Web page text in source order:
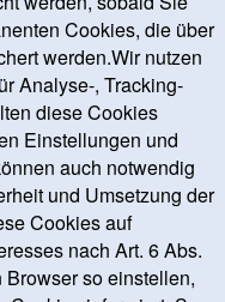
Cookies, die über
werden.Wir nutzen
Analyse-, Tracking-
diese Cookies
Einstellungen und
auch notwendig
und Umsetzung der
Cookies auf
nach Art. 6 Abs.
Browser so einstellen,